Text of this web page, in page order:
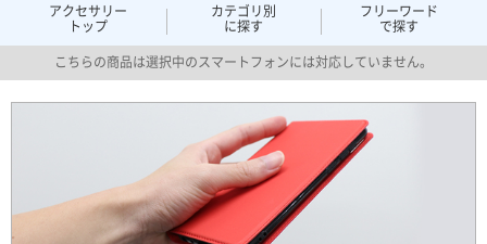
アクセサリー
トップ
カテゴリ別
に探す
フリーワード
で探す
こちらの商品は選択中のスマートフォンには対応していません。